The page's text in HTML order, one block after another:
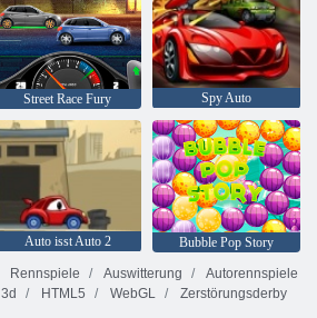
Street Race Fury Spy Auto
Auto isst Auto 2
Bubble Pop Story
Rennspiele Auswitterung
Autorennspiele
3d HTML5 WebGL Zerstörungsderby